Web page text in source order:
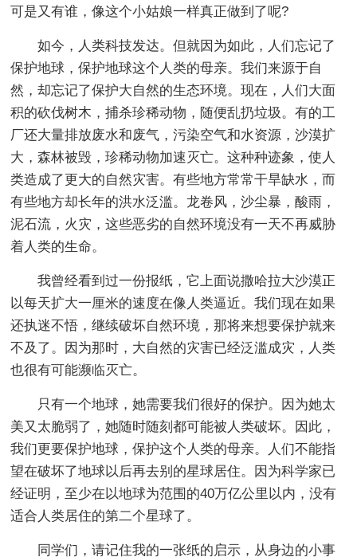
可是又有谁，像这个小姑娘一样真正做到了呢?
如今，人类科技发达。但就因为如此，人们忘记了
保护地球，保护地球这个人类的母亲。我们来源于自
然，却忘记了保护大自然的生态环境。现在，人们大面
积的砍伐树木，捕杀珍稀动物，随便乱扔垃圾。有的工
厂还大量排放废水和废气，污染空气和水资源，沙漠扩
大，森林被毁，珍稀动物加速灭亡。这种种迹象，使人
类造成了更大的自然灾害。有些地方常常干旱缺水，而
有些地方却长年的洪水泛滥。龙卷风，沙尘暴，酸雨，
泥石流，火灾，这些恶劣的自然环境没有一天不再威胁
着人类的生命。
我曾经看到过一份报纸，它上面说撒哈拉大沙漠正
以每天扩大一厘米的速度在像人类逼近。我们现在如果
还执迷不悟，继续破坏自然环境，那将来想要保护就来
不及了。因为那时，大自然的灾害已经泛滥成灾，人类
也很有可能濒临灭亡。
只有一个地球，她需要我们很好的保护。因为她太
美又太脆弱了，她随时随刻都可能被人类破坏。因此，
我们更要保护地球，保护这个人类的母亲。人们不能指
望在破坏了地球以后再去别的星球居住。因为科学家已
经证明，至少在以地球为范围的40万亿公里以内，没有
适合人类居住的第二个星球了。
同学们，请记住我的一张纸的启示，从身边的小事